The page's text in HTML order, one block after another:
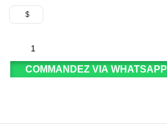
$
COMMANDEZ VIA WHATSAPP